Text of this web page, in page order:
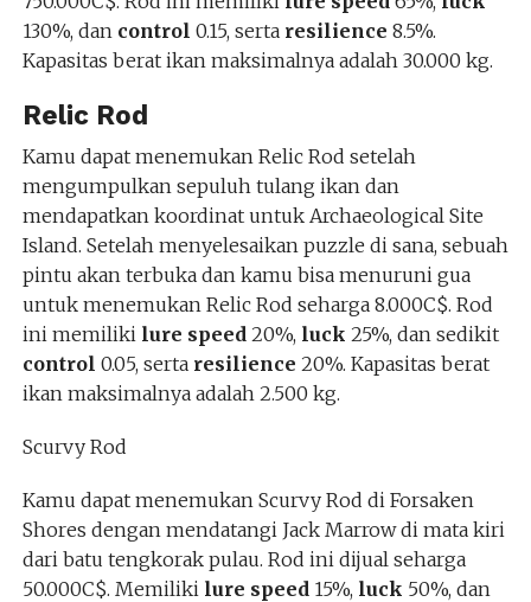
130%, dan control 0.15, serta resilience 8.5%.
Kapasitas berat ikan maksimalnya adalah 30.000 kg.
Relic Rod
Kamu dapat menemukan Relic Rod setelah
mengumpulkan sepuluh tulang ikan dan
mendapatkan koordinat untuk Archaeological Site
Island. Setelah menyelesaikan puzzle di sana, sebuah
pintu akan terbuka dan kamu bisa menuruni gua
untuk menemukan Relic Rod seharga 8.000C$. Rod
ini memiliki lure speed 20%, luck 25%, dan sedikit
control 0.05, serta resilience 20%. Kapasitas berat
ikan maksimalnya adalah 2.500 kg.
Scurvy Rod
Kamu dapat menemukan Scurvy Rod di Forsaken
Shores dengan mendatangi Jack Marrow di mata kiri
dari batu tengkorak pulau. Rod ini dijual seharga
50.000C$. Memiliki lure speed 15%, luck 50%, dan